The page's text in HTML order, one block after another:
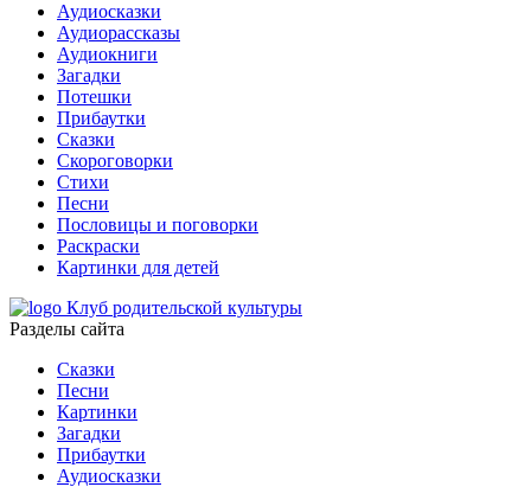
Аудиосказки
Аудиорассказы
Аудиокниги
Загадки
Потешки
Прибаутки
Сказки
Скороговорки
Стихи
Песни
Пословицы и поговорки
Раскраски
Картинки для детей
Клуб родительской культуры
Разделы сайта
Сказки
Песни
Картинки
Загадки
Прибаутки
Аудиосказки